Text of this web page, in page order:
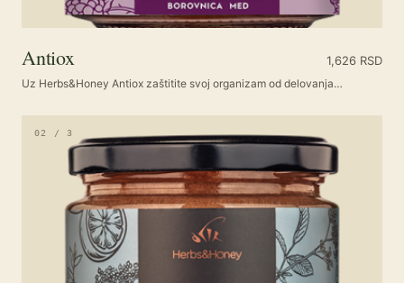
Antiox 1,626 RSD
Uz Herbs&Honey Antiox zaštitite svoj organizam od delovanja…
02 / 3